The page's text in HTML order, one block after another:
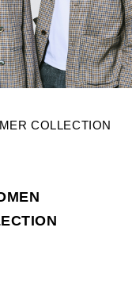
COLLECTION